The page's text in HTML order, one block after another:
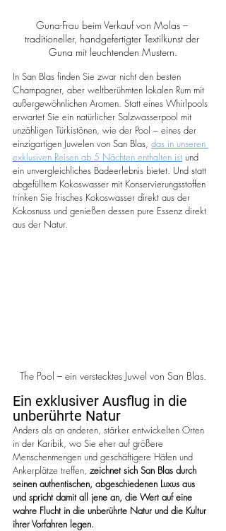
Guna-Frau beim Verkauf von Molas –
traditioneller, handgefertigter Textilkunst der
Guna mit leuchtenden Mustern.
In San Blas finden Sie zwar nicht den besten
Champagner, aber weltberühmten lokalen Rum mit
außergewöhnlichen Aromen. Statt eines Whirlpools
erwartet Sie ein natürlicher Salzwasserpool mit
unzähligen Türkistönen, wie der Pool – eines der
einzigartigen Juwelen von San Blas, das in unseren
exklusiven Reisen ab 5 Nächten enthalten ist und
ein unvergleichliches Badeerlebnis bietet. Und statt
abgefülltem Kokoswasser mit Konservierungsstoffen
trinken Sie frisches Kokoswasser direkt aus der
Kokosnuss und genießen dessen pure Essenz direkt
aus der Natur.
The Pool – ein verstecktes Juwel von San Blas.
Ein exklusiver Ausflug in die
unberührte Natur
Anders als an anderen, stärker entwickelten Orten
in der Karibik, wo Sie eher auf größere
Menschenmengen und geschäftigere Häfen und
Ankerplätze treffen, zeichnet sich San Blas durch
seinen authentischen, abgeschiedenen Luxus aus
und spricht damit all jene an, die Wert auf eine
wahre Flucht in die unberührte Natur und die Kultur
ihrer Vorfahren legen.